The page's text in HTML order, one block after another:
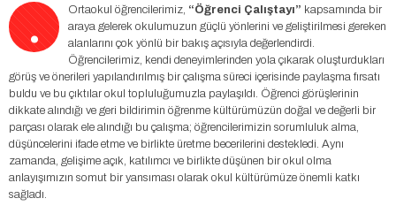
. Ortaokul öğrencilerimiz, “Öğrenci Çalıştayı” kapsamında bir
araya gelerek okulumuzun güçlü yönlerini ve geliştirilmesi gereken
alanlarını çok yönlü bir bakış açısıyla değerlendirdi.
Öğrencilerimiz, kendi deneyimlerinden yola çıkarak oluşturdukları
görüş ve önerileri yapılandırılmış bir çalışma süreci içerisinde paylaşma fırsatı
buldu ve bu çıktılar okul topluluğumuzla paylaşıldı. Öğrenci görüşlerinin
dikkate alındığı ve geri bildirimin öğrenme kültürümüzün doğal ve değerli bir
parçası olarak ele alındığı bu çalışma; öğrencilerimizin sorumluluk alma,
düşüncelerini ifade etme ve birlikte üretme becerilerini destekledi. Aynı
zamanda, gelişime açık, katılımcı ve birlikte düşünen bir okul olma
anlayışımızın somut bir yansıması olarak okul kültürümüze önemli katkı
sağladı.